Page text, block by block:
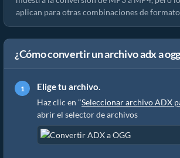
aplican para otras combinaciones de
¿Cómo convertir un archivo adx a
Elige tu archivo.
Haz clic en "Seleccionar archivo ADX
abrir el selector de archivos